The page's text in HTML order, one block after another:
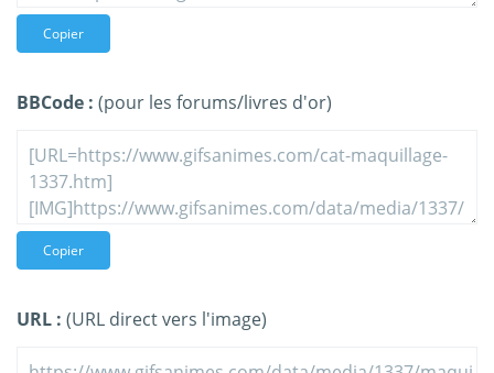
Copier
BBCode : (pour les forums/livres d'or)
Copier
URL : (URL direct vers l'image)